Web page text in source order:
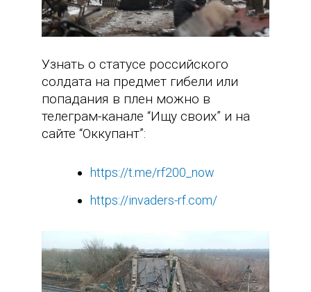
Узнать о статусе российского
солдата на предмет гибели или
попадания в плен можно в
телеграм-канале “Ищу своих” и на
сайте “Оккупант”:
https://t.me/rf200_now
https://invaders-rf.com/